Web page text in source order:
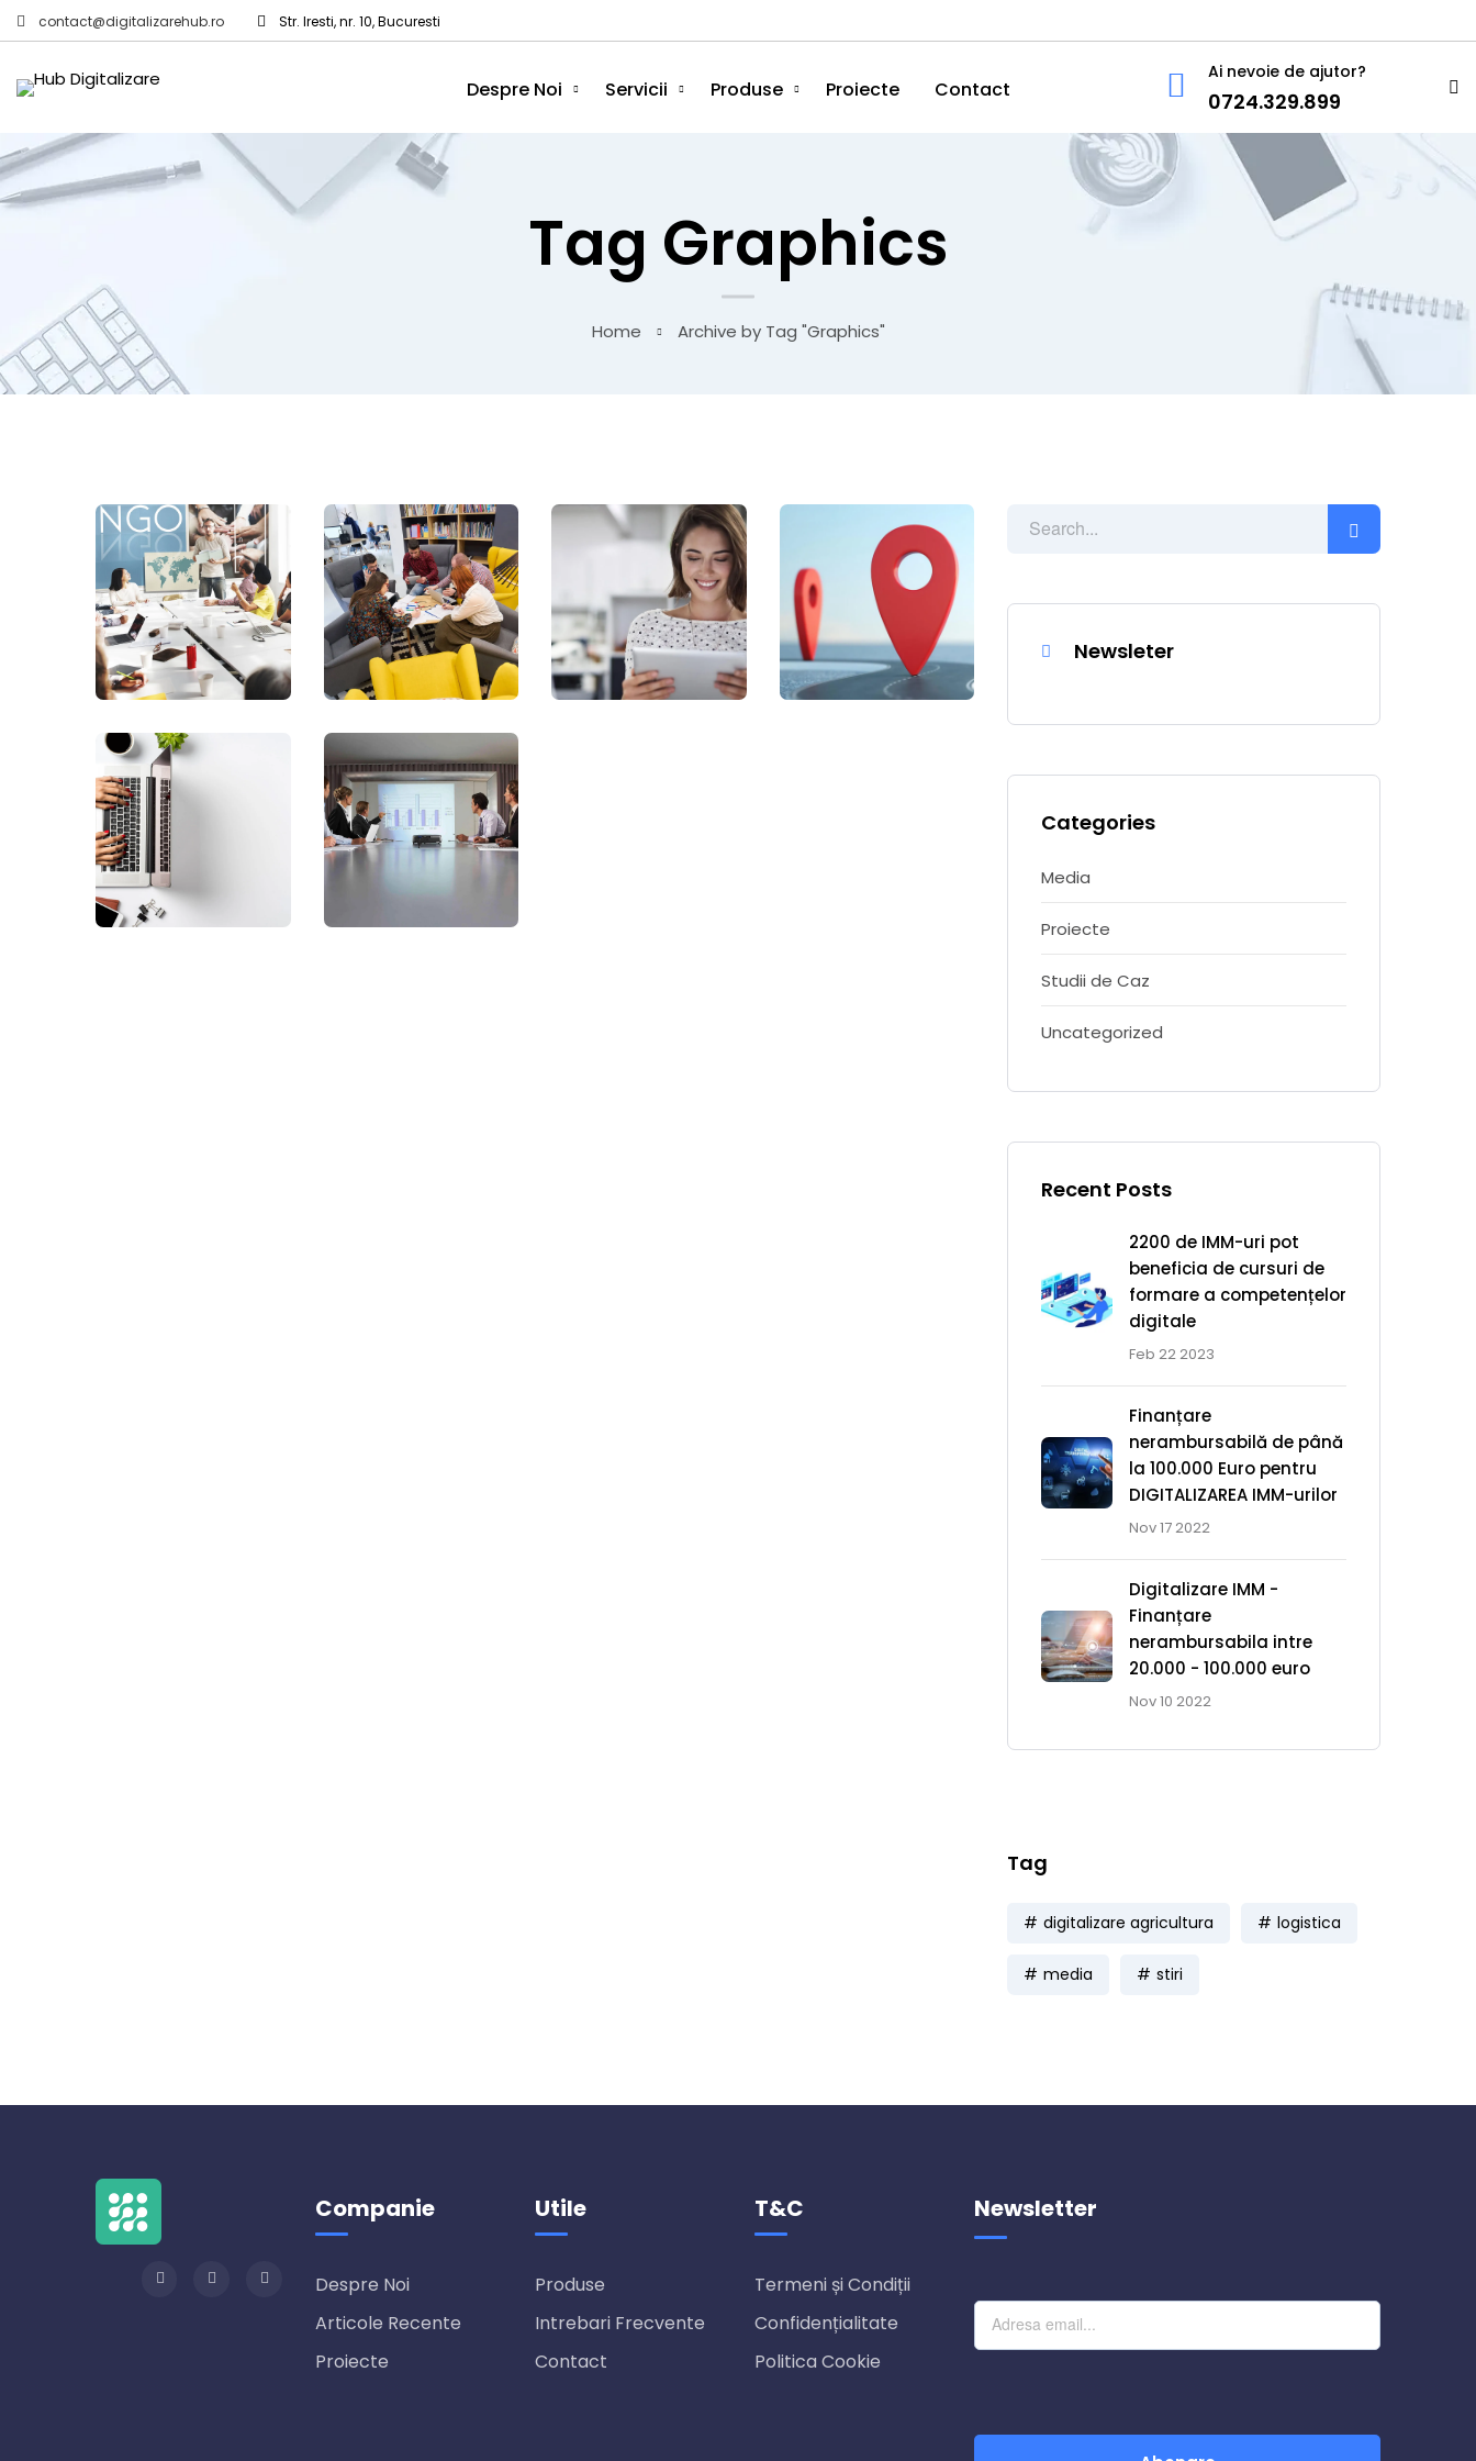
contact@digitalizarehub.ro Str. Iresti, nr. 10, Bucuresti
Despre Noi Servicii Produse Proiecte Contact
Ai nevoie de ajutor?
0724.329.899
Tag Graphics
Home Archive by Tag "Graphics"
Newsleter
Categories
Media
Proiecte
Studii de Caz
Uncategorized
Recent Posts
2200 de IMM-uri pot
beneficia de cursuri de
formare a competențelor
digitale
Feb 22 2023
Finanțare
nerambursabilă de până
la 100.000 Euro pentru
DIGITALIZAREA IMM-urilor
Nov 17 2022
Digitalizare IMM -
Finanțare
nerambursabila intre
20.000 - 100.000 euro
Nov 10 2022
Cursuri Online
Cursuri de formare pentru
Tag
digitalizare agricultura logistica
media stiri
Companie
Despre Noi
Articole Recente
Proiecte
Utile
Produse
Intrebari Frecvente
Contact
T&C
Termeni și Condiții
Confidențialitate
Politica Cookie
Newsletter